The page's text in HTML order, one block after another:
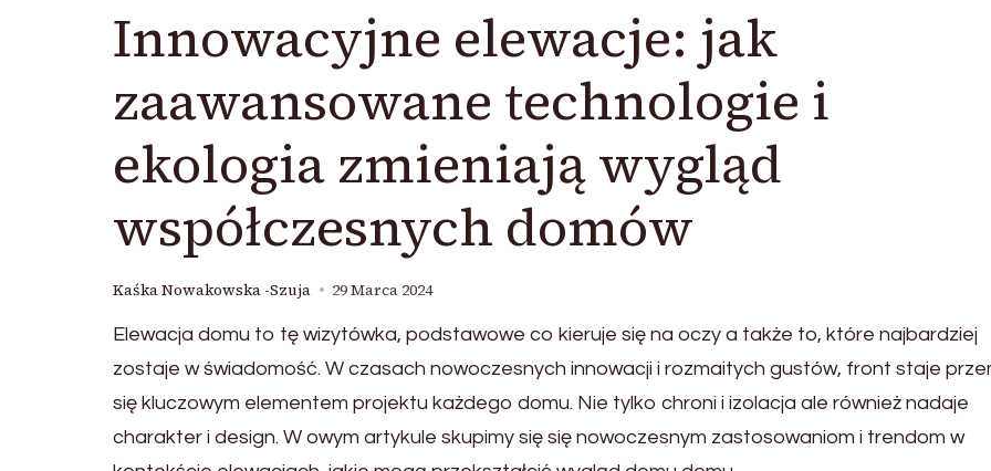
Innowacyjne elewacje: jak
zaawansowane technologie i
ekologia zmieniają wygląd
współczesnych domów
Kaśka Nowakowska -Szuja 29 Marca 2024
Elewacja domu to tę wizytówka, podstawowe co kieruje się na oczy a także to, które najbardziej
zostaje w świadomość. W czasach nowoczesnych innowacji i rozmaitych gustów, front staje
się kluczowym elementem projektu każdego domu. Nie tylko chroni i izolacja ale również nadaje
charakter i design. W owym artykule skupimy się się nowoczesnym zastosowaniom i trendom w